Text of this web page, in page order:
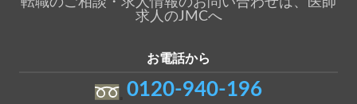
求人のJMCへ
お電話から
0120-940-196